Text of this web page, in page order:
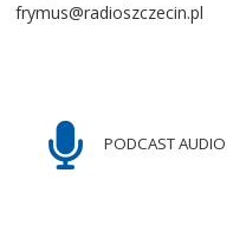
frymus@radioszczecin.pl
PODCAST AUDIO